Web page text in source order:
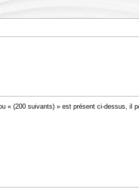
(200 suivants) » est présent ci-dessus, il